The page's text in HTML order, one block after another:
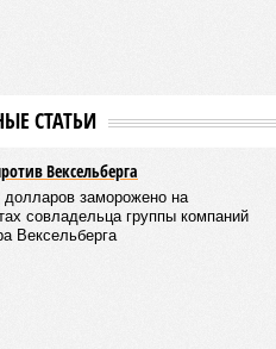
другим и,
собственные интересы.
точка зрения по
и, естественно,
в Ереване считается
, – указывает политолог
РЖД столь же
в закавказскую
железных дорогах не